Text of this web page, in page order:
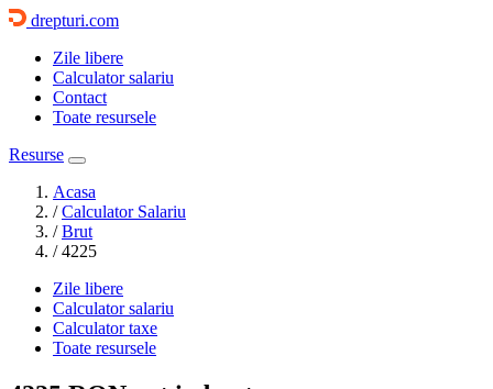
drepturi.com
Zile libere
Calculator salariu
Contact
Toate resursele
Resurse
Acasa
/ Calculator Salariu
/ Brut
/ 4225
Zile libere
Calculator salariu
Calculator taxe
Toate resursele